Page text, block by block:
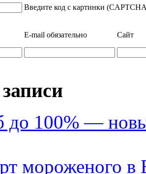
Введите код с картинки
E-mail обязательно Сайт
100% —
мороженого в